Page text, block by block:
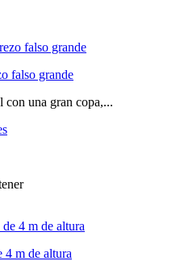
falso grande
con una gran copa,...
4 m de altura